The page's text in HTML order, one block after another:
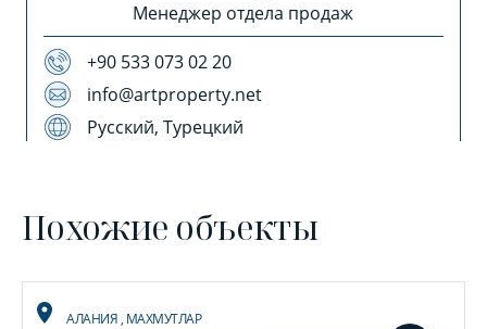
Менеджер отдела продаж
+90 533 073 02 20
info@artproperty.net
Русский, Турецкий
Похожие объекты
АЛАНИЯ, МАХМУТЛАР